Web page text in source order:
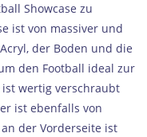
Showcase zu
ist von massiver und
der Boden und die
den Football ideal zur
ist wertig verschraubt
ist ebenfalls von
der Vorderseite ist